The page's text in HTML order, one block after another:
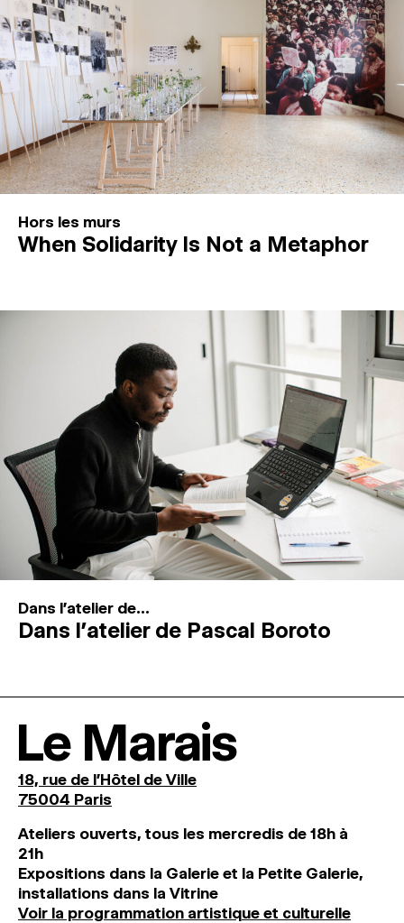
Hors les murs
When Solidarity Is Not a Metaphor
Dans l'atelier de...
Dans l’atelier de Pascal Boroto
Le Marais
18, rue de l'Hôtel de Ville
75004 Paris
Ateliers ouverts, tous les mercredis de 18h à
21h
Expositions dans la Galerie et la Petite Galerie,
installations dans la Vitrine
Voir la programmation artistique et culturelle